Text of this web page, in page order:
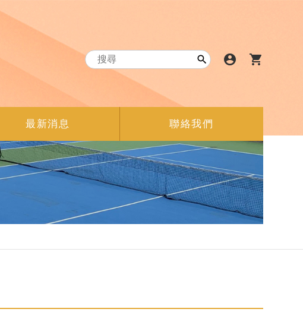
 account_circle shopping_cart
最新消息 聯絡我們